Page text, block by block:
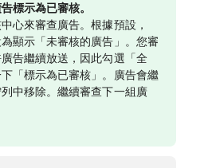
標示為已審核。
心來審查廣告。根據預設，
為顯示「未審核的廣告」。您審
告繼續放送，因此勾選「全
「標示為已審核」 。廣告會繼
中移除。繼續審查下一組廣